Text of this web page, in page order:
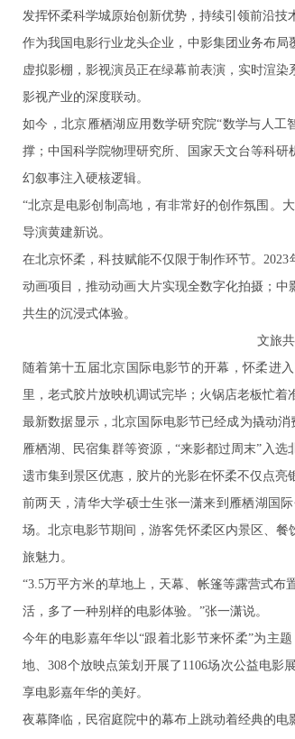
发挥怀柔科学城原始创新优势，持续引领前沿技
作为我国电影行业龙头企业，中影集团业务布
虚拟影棚，影视演员正在绿幕前表演，实时渲
影视产业的深度联动。
如今，北京雁栖湖应用数学研究院“数学与人
撑；中国科学院物理研究所、国家天文台等科
幻叙事注入硬核逻辑。
“北京是电影创制高地，有非常好的创作氛围。
导演黄建新说。
在北京怀柔，科技赋能不仅限于制作环节。
动画项目，推动动画大片实现全数字化拍摄；
共生的沉浸式体验。
文旅
随着第十五届北京国际电影节的开幕，怀柔进
里，老式胶片放映机调试完毕；火锅店老板忙着
最新数据显示，北京国际电影节已经成为撬动消
雁栖湖、民宿集群等资源，“来影都过周末”入
遗市集到景区优惠，胶片的光影在怀柔不仅点亮
前两天，清华大学硕士生张一潇来到雁栖湖国
场。北京电影节期间，游客凭怀柔区内景区、
旅魅力。
“3.5万平方米的草地上，天幕、帐篷等露营式
活，多了一种别样的电影体验。”张一潇说。
今年的电影嘉年华以“跟着北影节来怀柔”为主
地、308个放映点策划开展了1106场次公益电
享电影嘉年华的美好。
夜幕降临，民宿庭院中的幕布上跳动着经典的